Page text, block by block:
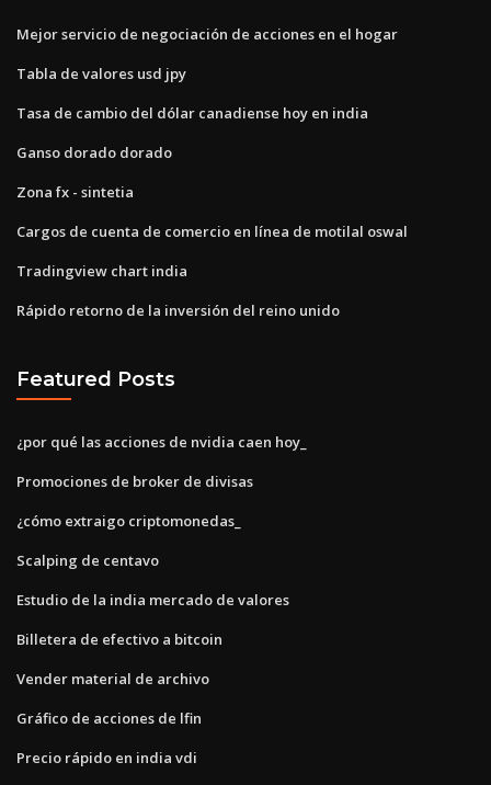
Mejor servicio de negociación de acciones en el hogar
Tabla de valores usd jpy
Tasa de cambio del dólar canadiense hoy en india
Ganso dorado dorado
Zona fx - sintetia
Cargos de cuenta de comercio en línea de motilal oswal
Tradingview chart india
Rápido retorno de la inversión del reino unido
Featured Posts
¿por qué las acciones de nvidia caen hoy_
Promociones de broker de divisas
¿cómo extraigo criptomonedas_
Scalping de centavo
Estudio de la india mercado de valores
Billetera de efectivo a bitcoin
Vender material de archivo
Gráfico de acciones de lfin
Precio rápido en india vdi